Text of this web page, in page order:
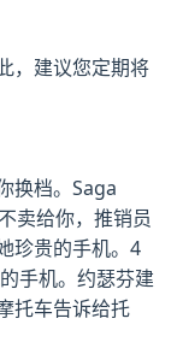
，建议您定期将
换档。Saga
卖给你，推销员
珍贵的手机。4
手机。约瑟芬建
托车告诉给托